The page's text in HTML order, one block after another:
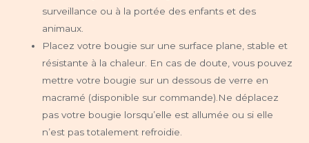
surveillance ou à la portée des enfants et des
animaux.
Placez votre bougie sur une surface plane, stable et
résistante à la chaleur. En cas de doute, vous pouvez
mettre votre bougie sur un dessous de verre en
macramé (disponible sur commande).Ne déplacez
pas votre bougie lorsqu’elle est allumée ou si elle
n’est pas totalement refroidie.